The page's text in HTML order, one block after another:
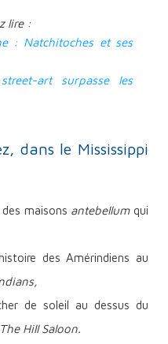
lire :
: Natchitoches et ses
art surpasse les
dans le Mississippi
maisons antebellumqui
des Amérindiens au
,
de soleil au dessus du
Hill Saloon.